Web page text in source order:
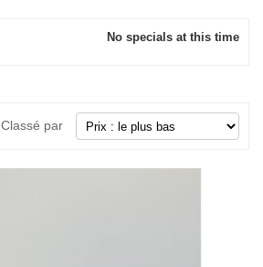
No specials at this time
Classé par